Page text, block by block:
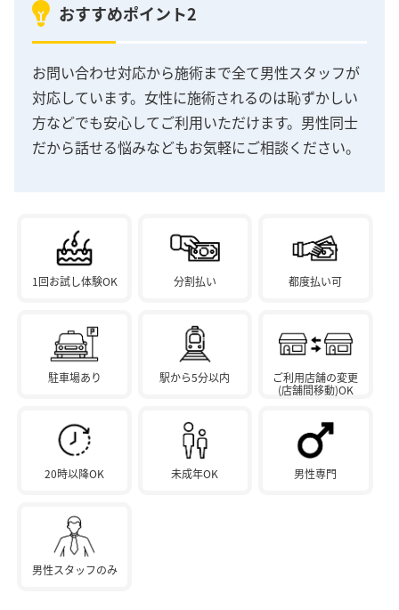
おすすめポイント2
お問い合わせ対応から施術まで全て男性スタッフが
対応しています。女性に施術されるのは恥ずかしい
方などでも安心してご利用いただけます。男性同士
だから話せる悩みなどもお気軽にご相談ください。
1回お試し体験OK 分割払い 都度払い可
駐車場あり 駅から5分以内
ご利用店舗の変更
(店舗間移動)OK
20時以降OK 未成年OK 男性専門
男性スタッフのみ